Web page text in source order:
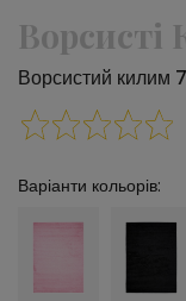
Ворсистий килим
Варіанти кольорів: